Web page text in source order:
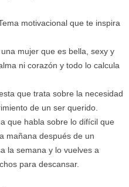
motivacional que te inspira
mujer que es bella, sexy y
ni corazón y todo lo calcula
que trata sobre la necesidad
de un ser querido.
que habla sobre lo difícil que
mañana después de un
la semana y lo vuelves a
para descansar.